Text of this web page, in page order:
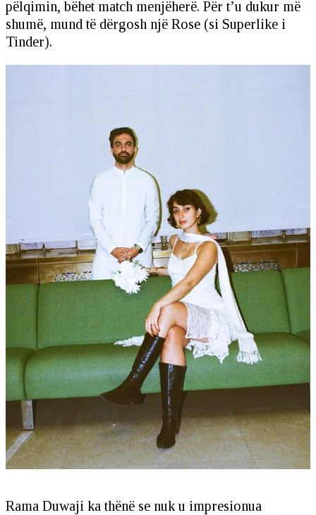
pëlqimin, bëhet match menjëherë. Për t’u dukur më
shumë, mund të dërgosh një Rose (si Superlike i
Tinder).
Rama Duwaji ka thënë se nuk u impresionua